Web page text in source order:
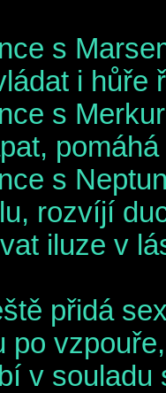
s
i hůře
s
s
rozvíjí
iluze v
přidá
po
v souladu